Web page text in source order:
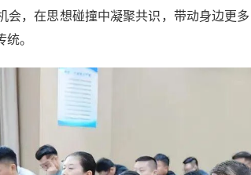
会，在思想碰撞中凝聚共识，带动身边更
。